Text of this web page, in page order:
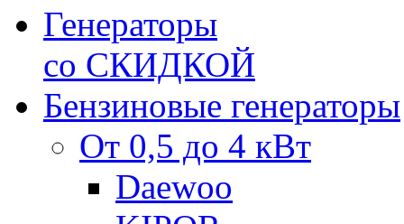
Генераторы
со СКИДКОЙ
Бензиновые генераторы
От 0,5 до 4 кВт
Daewoo